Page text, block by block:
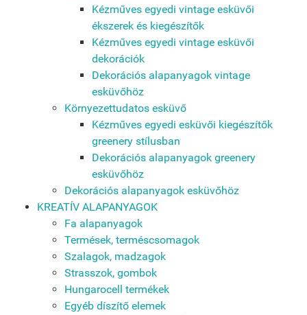
Kézműves egyedi vintage esküvői
ékszerek és kiegészítők
Kézműves egyedi vintage esküvői
dekorációk
Dekorációs alapanyagok vintage
esküvőhöz
Környezettudatos esküvő
Kézműves egyedi esküvői kiegészítők
greenery stílusban
Dekorációs alapanyagok greenery
esküvőhöz
Dekorációs alapanyagok esküvőhöz
KREATÍV ALAPANYAGOK
Fa alapanyagok
Termések, terméscsomagok
Szalagok, madzagok
Strasszok, gombok
Hungarocell termékek
Egyéb díszítő elemek